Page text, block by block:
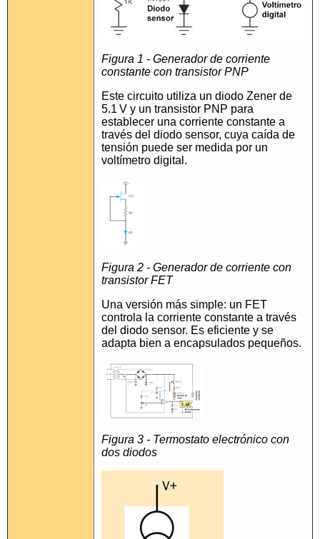
Figura 1 - Generador de corriente
constante con transistor PNP
Este circuito utiliza un diodo Zener de
5.1 V y un transistor PNP para
establecer una corriente constante a
través del diodo sensor, cuya caída de
tensión puede ser medida por un
voltímetro digital.
Figura 2 - Generador de corriente con
transistor FET
Una versión más simple: un FET
controla la corriente constante a través
del diodo sensor. Es eficiente y se
adapta bien a encapsulados pequeños.
Figura 3 - Termostato electrónico con
dos diodos